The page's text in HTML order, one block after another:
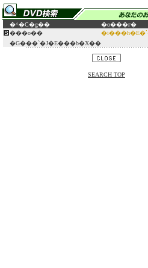
�^�C�g�� �o���ғ�
���o��
�G���`�J�E���b�X��
SEARCH TOP